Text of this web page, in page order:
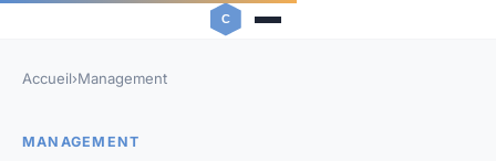
Accueil›Management
MANAGEMENT